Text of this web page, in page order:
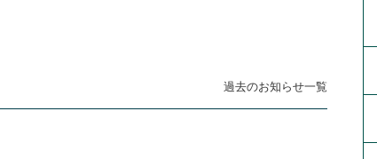
過去のお知らせ一覧